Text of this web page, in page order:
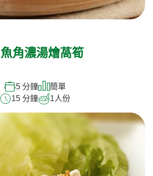
魚角濃湯燴萵筍
5 分鐘
簡單
15 分鐘
1人份